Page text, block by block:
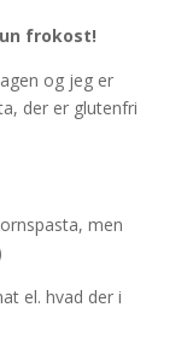
frokost!
og jeg er
der er glutenfri
men
el. hvad der i